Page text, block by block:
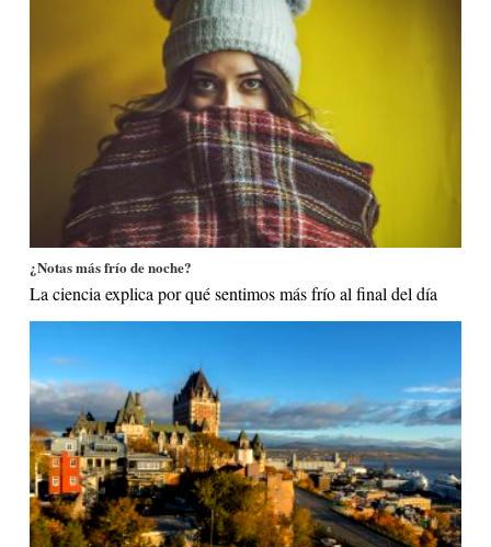
¿Notas más frío de noche?
La ciencia explica por qué sentimos más frío al final del día